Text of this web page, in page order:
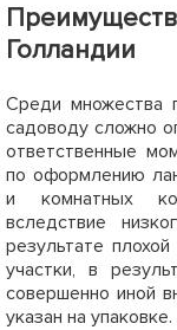
Голландии
Среди множества
садоводу сложно
ответственные
по оформлению
и комнатных
вследствие
результате
участки, в
совершенно иной
указан на упаковке.